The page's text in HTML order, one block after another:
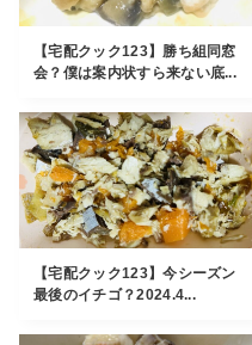
【宅配クック123】勝ち組同窓
会？僕は案内状すら来ない底...
【宅配クック123】今シーズン
最後のイチゴ？2024.4...